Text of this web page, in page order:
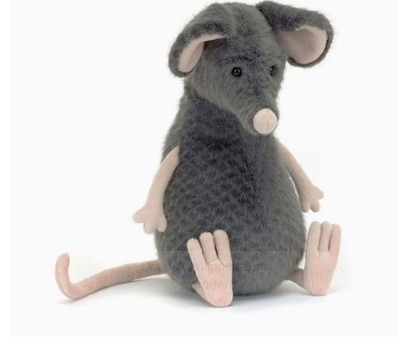
Doppelt antippen zum
vergrößern